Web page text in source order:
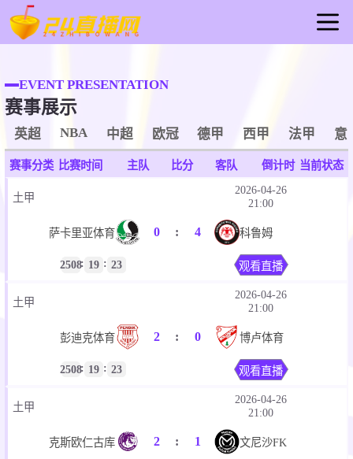
足球直播
篮球直播
重要赛事
资讯
录像
EVENT PRESENTATION
赛事展示
英超 NBA 中超 欧冠 德甲 西甲 法甲 意
赛事分类 比赛时间 主队 比分 客队 倒计时 当前状态
土甲
2026-04-26
21:00
萨卡里亚体育 0 : 4 科鲁姆
2508: 19 : 23 观看直播
土甲
2026-04-26
21:00
彭迪克体育 2 : 0 博卢体育
2508: 19 : 23 观看直播
土甲
2026-04-26
21:00
克斯欧仁古库 2 : 1 文尼沙FK